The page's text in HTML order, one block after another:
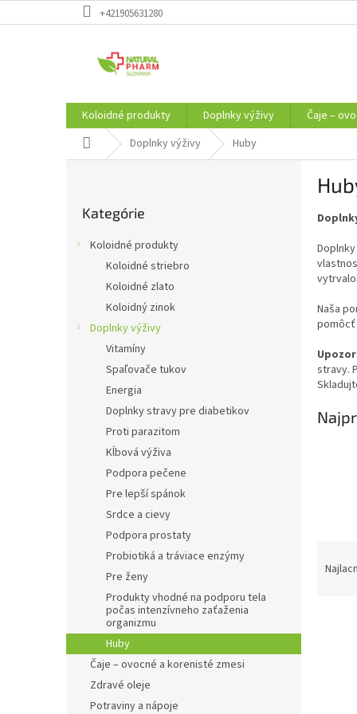
na
+421905631280
Koloidné produkty Doplnky výživy Čaje –
DomovDoplnky výživy Huby
kategórie
Kategórie
Koloidné produkty
Koloidné striebro
Koloidné zlato
Koloidný zinok
Doplnky výživy
Vitamíny
Spaľovače tukov
Energia
Doplnky stravy pre diabetikov
Proti parazitom
Kĺbová výživa
Podpora pečene
Pre lepší spánok
Srdce a cievy
Podpora prostaty
Probiotiká a tráviace enzýmy
Pre ženy
Produkty vhodné na podporu tela
počas intenzívneho zaťaženia
organizmu
Huby
Čaje – ovocné a korenisté zmesi
Zdravé oleje
Potraviny a nápoje
Naša
pomôcť
stravy.